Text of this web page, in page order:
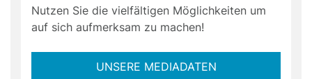
Nutzen Sie die vielfältigen Möglichkeiten um
auf sich aufmerksam zu machen!
UNSERE MEDIADATEN